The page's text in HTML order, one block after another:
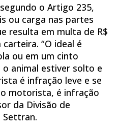
o Artigo 235,
ou carga nas partes
resulta em multa de R$
“O ideal é
ou em um cinto
o animal estiver solto e
é infração leve e se
motorista, é infração
da Divisão de
Settran.